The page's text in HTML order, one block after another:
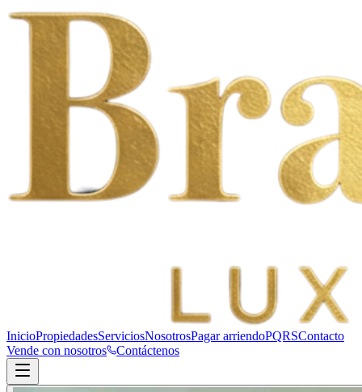
InicioPropiedadesServiciosNosotrosPagar arriendoPQRSContacto
Vende con nosotros
Contáctenos